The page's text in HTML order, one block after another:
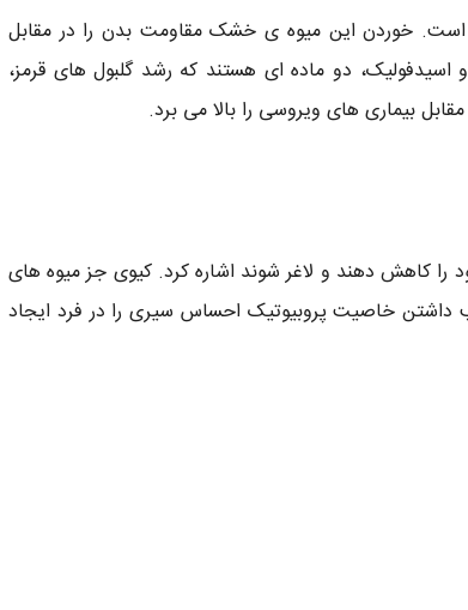
کیوی خشک دارای مقدار بسیار زیادی اسیدفولیک و ویتامین C است. خوردن این میوه ی خشک مقاومت بدن را در مقابل
انواع سرماخوردگی افزایش می دهد. علاوه بر این ویتامین C و اسیدفولیک، دو ماده ای هستند که رشد گلبول های قرمز،
بیماری های ویروسی را بالا می برد.
کاهش دهند و لاغر شوند اشاره کرد. کیوی جز میوه های
خاصیت پروبیوتیک احساس سیری را در فرد ایجاد